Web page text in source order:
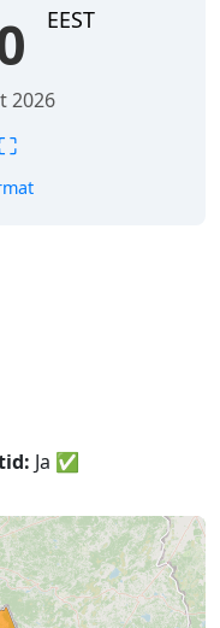
EEST
2026
⛶
Ja ✅